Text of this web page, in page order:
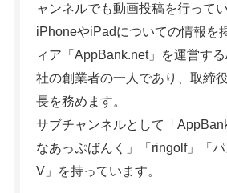
ャンネルでも動画投稿を行ってい
iPhoneやiPadについての情報を
ィア「AppBank.net」を運営す
社の創業者の一人であり、取締
長を務めます。
サブチャンネルとして「
なあっぷばんく」「ringolf」「
V」を持っています。